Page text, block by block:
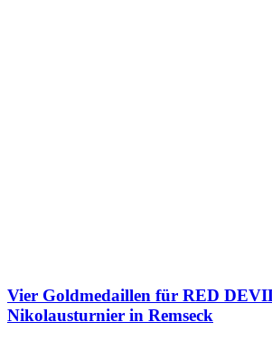
Vier Goldmedaillen für RED
Nikolausturnier in Remseck